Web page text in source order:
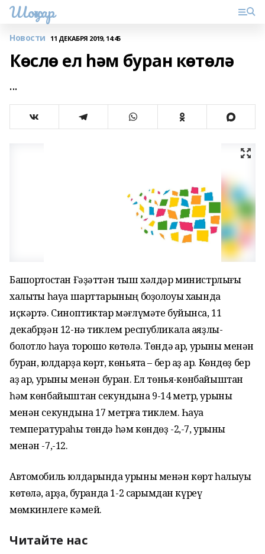
Шоңҡар
Новости 11 ДЕКАБРЯ 2019, 14:45
Көслө ел һәм буран көтөлә
...
Башҡортостан Ғәҙәттән тыш хәлдәр министрлығы
халыҡты һауа шарттарының боҙолоуы хаҡында
иҫкәртә. Синоптиктар мәғлүмәте буйынса, 11
декабрҙән 12-нә тиклем республикала аяҙлы-
болотло һауа торошо көтөлә. Төндә ҡар, урыны менән
буран, юлдарҙа көрт, көньяҡта – бер аҙ ҡар. Көндөҙ бер
аҙ ҡар, урыны менән буран. Ел төньяҡ-көнбайыштан
һәм көнбайыштан секундына 9-14 метр, урыны
менән секундына 17 метрға тиклем. Һауа
температураһы төндә һәм көндөҙ -2,-7, урыны
менән -7,-12.
Автомобиль юлдарында урыны менән көрт һалыуы
көтөлә, ҡарҙа, буранда 1-2 саҡрымдан күреү
мөмкинлеге кәмей.
Читайте нас